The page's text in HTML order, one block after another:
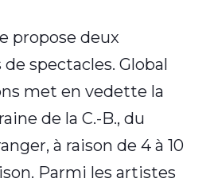
propose deux
spectacles. Global
met en vedette la
de la C.-B., du
à raison de 4 à 10
Parmi les artistes